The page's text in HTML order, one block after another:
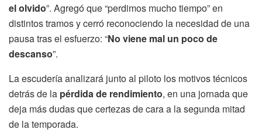
el olvido”. Agregó que “perdimos mucho tiempo” en
distintos tramos y cerró reconociendo la necesidad de una
pausa tras el esfuerzo: “No viene mal un poco de
descanso”.
La escudería analizará junto al piloto los motivos técnicos
detrás de la pérdida de rendimiento, en una jornada que
deja más dudas que certezas de cara a la segunda mitad
de la temporada.